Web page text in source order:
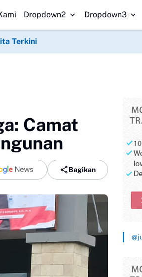
Ada Gorengan, Wali Murid SDN
Dropdown2 Dropdown3
Terkini
Camat
Bagikan